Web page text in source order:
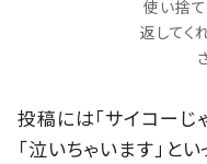
使い捨
返して
投稿には「サイコーじ
「泣いちゃいます」と